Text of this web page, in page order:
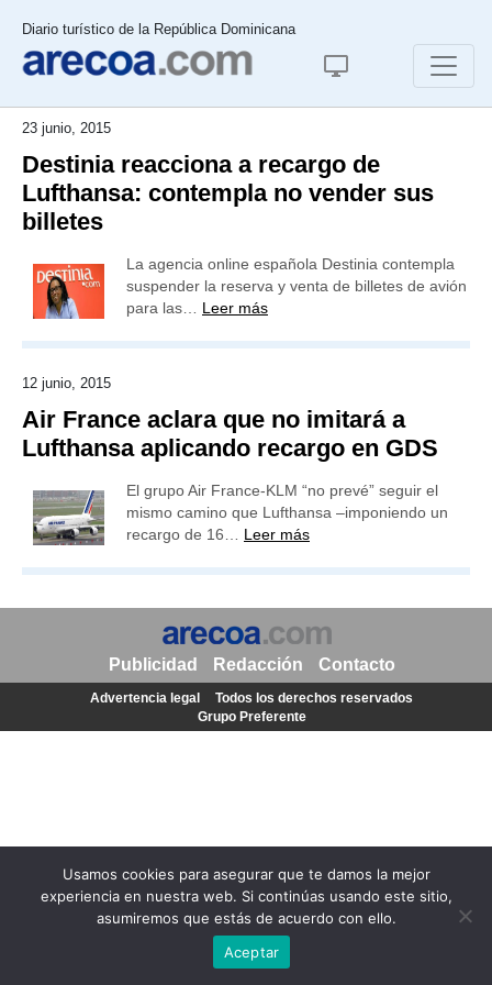
Diario turístico de la República Dominicana
23 junio, 2015
Destinia reacciona a recargo de
Lufthansa: contempla no vender sus
billetes
La agencia online española Destinia contempla
suspender la reserva y venta de billetes de avión
para las… Leer más
12 junio, 2015
Air France aclara que no imitará a
Lufthansa aplicando recargo en GDS
El grupo Air France-KLM “no prevé” seguir el
mismo camino que Lufthansa –imponiendo un
recargo de 16… Leer más
Usamos cookies para asegurar que te damos la mejor
experiencia en nuestra web. Si continúas usando este sitio,
asumiremos que estás de acuerdo con ello.
Aceptar
Publicidad Redacción Contacto
Advertencia legal
Todos los derechos reservados
Grupo Preferente